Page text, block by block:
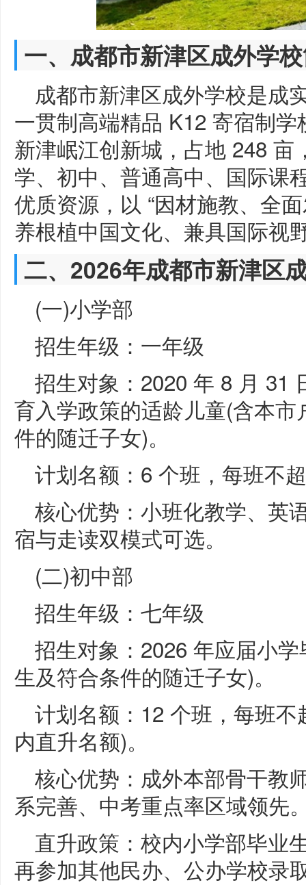
一、成都市新津区成外学
成都市新津区成外学校是成
一贯制高端精品 K12 寄宿制
新津岷江创新城，占地 248
学、初中、普通高中、国际课
优质资源，以 “因材施教、全
养根植中国文化、兼具国际视
二、2026年成都市新津区
(一)小学部
招生年级：一年级
招生对象：2020 年 8 月 31
育入学政策的适龄儿童(含本
件的随迁子女)。
计划名额：6 个班，每班不
核心优势：小班化教学、英
宿与走读双模式可选。
(二)初中部
招生年级：七年级
招生对象：2026 年应届小
生及符合条件的随迁子女)。
计划名额：12 个班，每班
内直升名额)。
核心优势：成外本部骨干教
系完善、中考重点率区域领先
直升政策：校内小学部毕业
再参加其他民办、公办学校录